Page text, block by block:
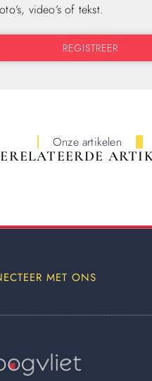
video’s of tekst.
REGISTREER
Onze artikelen
MET ONS